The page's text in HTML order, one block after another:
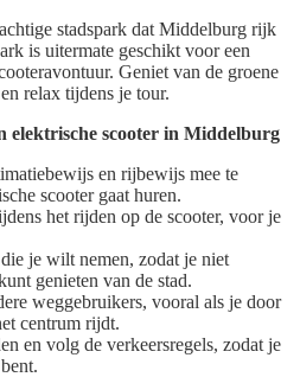
stadspark dat Middelburg rijk
is uitermate geschikt voor een
Geniet van de groene
relax tijdens je tour.
elektrische scooter in Middelburg
en rijbewijs mee te
scooter gaat huren.
het rijden op de scooter, voor je
je wilt nemen, zodat je niet
genieten van de stad.
weggebruikers, vooral als je door
centrum rijdt.
en volg de verkeersregels, zodat je